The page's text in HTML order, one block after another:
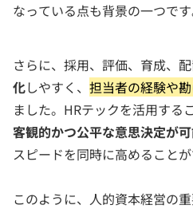
なっている点も背景の一つです
さらに、採用、評価、育成、
化しやすく、 担当者の経験や
ました。HRテックを活用する
客観的かつ公平な意思決定が
スピードを同時に高めることが
このように、人的資本経営の